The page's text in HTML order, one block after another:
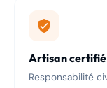
Artisan certifié
Responsabilité